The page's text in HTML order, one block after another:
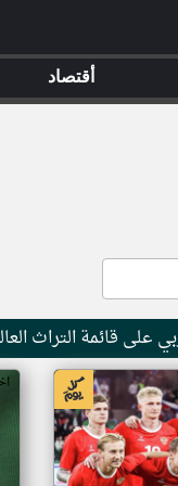
قائمة التراث
أقتصاد